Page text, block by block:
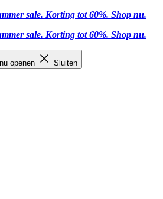
sale. Korting tot 60%. Shop nu.
sale. Korting tot 60%. Shop nu.
openen Sluiten